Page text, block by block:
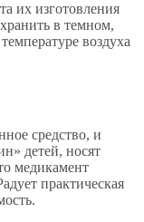
их изготовления
в темном,
воздуха
средство, и
детей, носят
медикамент
практическая